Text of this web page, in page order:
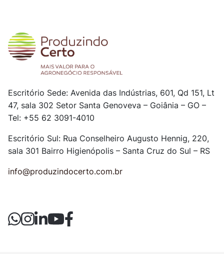
Escritório Sede: Avenida das Indústrias, 601, Qd 151, Lt
47, sala 302 Setor Santa Genoveva – Goiânia – GO –
Tel: +55 62 3091-4010
Escritório Sul: Rua Conselheiro Augusto Hennig, 220,
sala 301 Bairro Higienópolis – Santa Cruz do Sul – RS
info@produzindocerto.com.br